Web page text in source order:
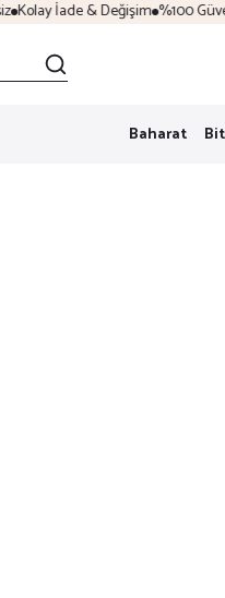
Kolay İade & Değişim %100
Baharat